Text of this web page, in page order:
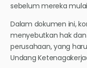
sebelum mereka
Dalam dokumen ini,
menyebutkan hak
perusahaan, yang
Undang